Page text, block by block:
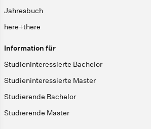
Jahresbuch
here+there
Information für
Studieninteressierte Bachelor
Studieninteressierte Master
Studierende Bachelor
Studierende Master